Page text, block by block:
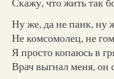
Ну же, да не панк, ну
Не комсомолец, не
Я просто копаюсь в
Врач выгнал меня, он